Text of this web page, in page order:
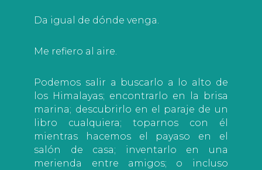
Da igual de dónde venga.
Me refiero al aire.
Podemos salir a buscarlo a lo alto de
los Himalayas; encontrarlo en la brisa
marina; descubrirlo en el paraje de un
libro cualquiera; toparnos con él
mientras hacemos el payaso en el
salón de casa; inventarlo en una
merienda entre amigos; o incluso